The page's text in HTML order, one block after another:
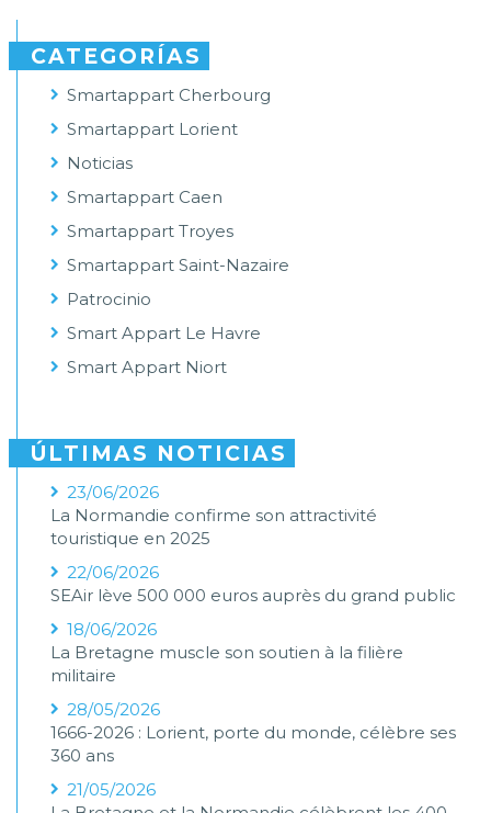
CATEGORÍAS
Smartappart Cherbourg
Smartappart Lorient
Noticias
Smartappart Caen
Smartappart Troyes
Smartappart Saint-Nazaire
Patrocinio
Smart Appart Le Havre
Smart Appart Niort
ÚLTIMAS NOTICIAS
23/06/2026
La Normandie confirme son attractivité
touristique en 2025
22/06/2026
SEAir lève 500 000 euros auprès du grand public
18/06/2026
La Bretagne muscle son soutien à la filière
militaire
28/05/2026
1666-2026 : Lorient, porte du monde, célèbre ses
360 ans
21/05/2026